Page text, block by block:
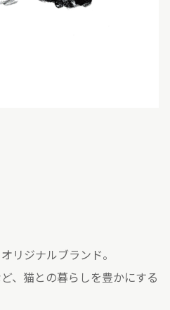
リジナルブランド。
、猫との暮らしを豊かにする